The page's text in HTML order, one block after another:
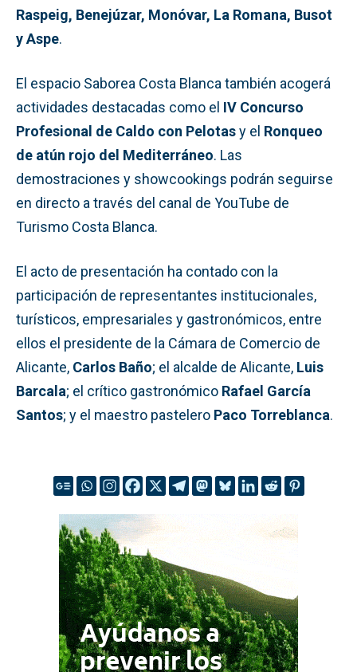
Raspeig, Benejúzar, Monóvar, La Romana, Busot
y Aspe.
El espacio Saborea Costa Blanca también acogerá
actividades destacadas como el IV Concurso
Profesional de Caldo con Pelotasy el Ronqueo
de atún rojo del Mediterráneo. Las
demostraciones y showcookings podrán seguirse
en directo a través del canal de YouTube de
Turismo Costa Blanca.
El acto de presentación ha contado con la
participación de representantes institucionales,
turísticos, empresariales y gastronómicos, entre
ellos el presidente de la Cámara de Comercio de
Alicante, Carlos Baño; el alcalde de Alicante, Luis
Barcala; el crítico gastronómico Rafael García
Santos; y el maestro pastelero Paco Torreblanca.